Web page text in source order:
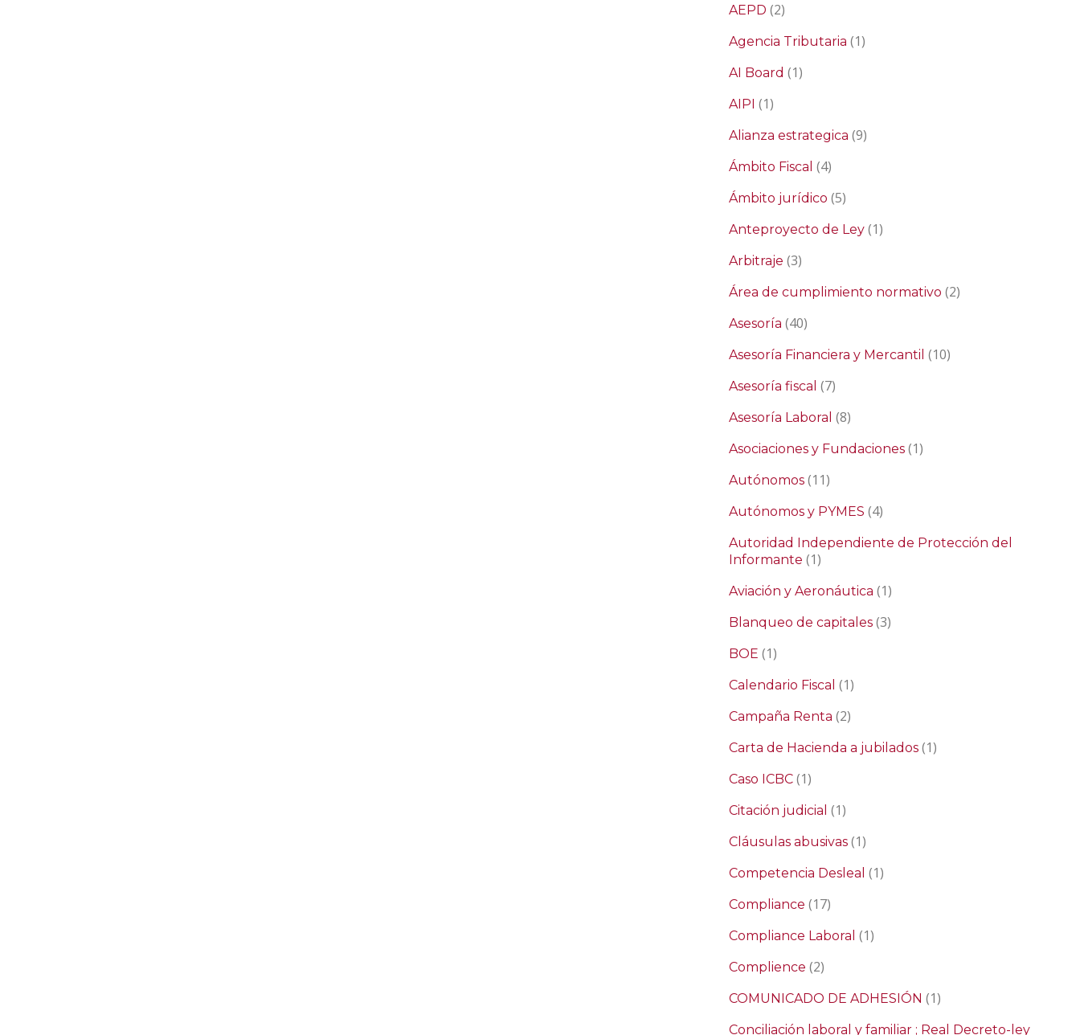
AEPD (2)
Agencia Tributaria (1)
AI Board (1)
AIPI (1)
Alianza estrategica (9)
Ámbito Fiscal (4)
Ámbito jurídico (5)
Anteproyecto de Ley (1)
Arbitraje (3)
Área de cumplimiento normativo (2)
Asesoría (40)
Asesoría Financiera y Mercantil (10)
Asesoría fiscal (7)
Asesoría Laboral (8)
Asociaciones y Fundaciones (1)
Autónomos (11)
Autónomos y PYMES (4)
Autoridad Independiente de Protección del
Informante (1)
Aviación y Aeronáutica (1)
Blanqueo de capitales (3)
BOE (1)
Calendario Fiscal (1)
Campaña Renta (2)
Carta de Hacienda a jubilados (1)
Caso ICBC (1)
Citación judicial (1)
Cláusulas abusivas (1)
Competencia Desleal (1)
Compliance (17)
Compliance Laboral (1)
Complience (2)
COMUNICADO DE ADHESIÓN (1)
Conciliación laboral y familiar ; Real Decreto-ley